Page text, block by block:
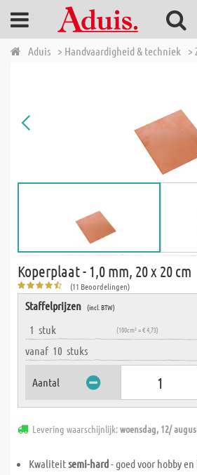
Aduis > Handvaardigheid & techniek >
Koperplaat - 1,0 mm, 20 x 20 cm
(11 Beoordelingen)
Staffelprijzen (incl. BTW)
1 stuk (100cm² = € 4,73)
vanaf 10 stuks
Aantal
Levering waarschijnlijk:woensdag, 12/
Kwaliteitsemi-hard- goed voor hobby